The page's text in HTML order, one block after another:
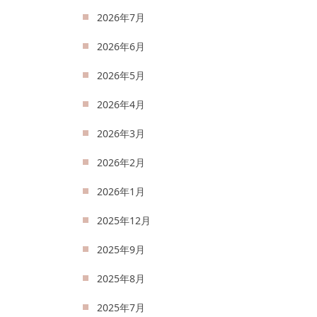
2026年7月
2026年6月
2026年5月
2026年4月
2026年3月
2026年2月
2026年1月
2025年12月
2025年9月
2025年8月
2025年7月